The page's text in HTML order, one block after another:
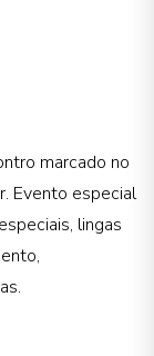
marcado no
Evento especial
lingas